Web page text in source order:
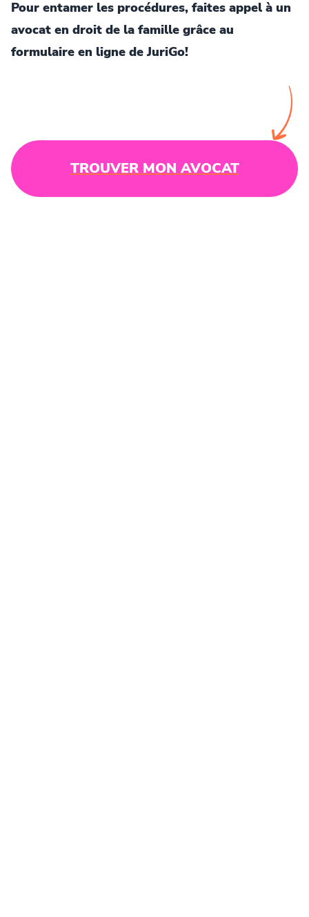
Pour entamer les procédures, faites appel à un
avocat en droit de la famille grâce au
formulaire en ligne de JuriGo!
TROUVER MON AVOCAT